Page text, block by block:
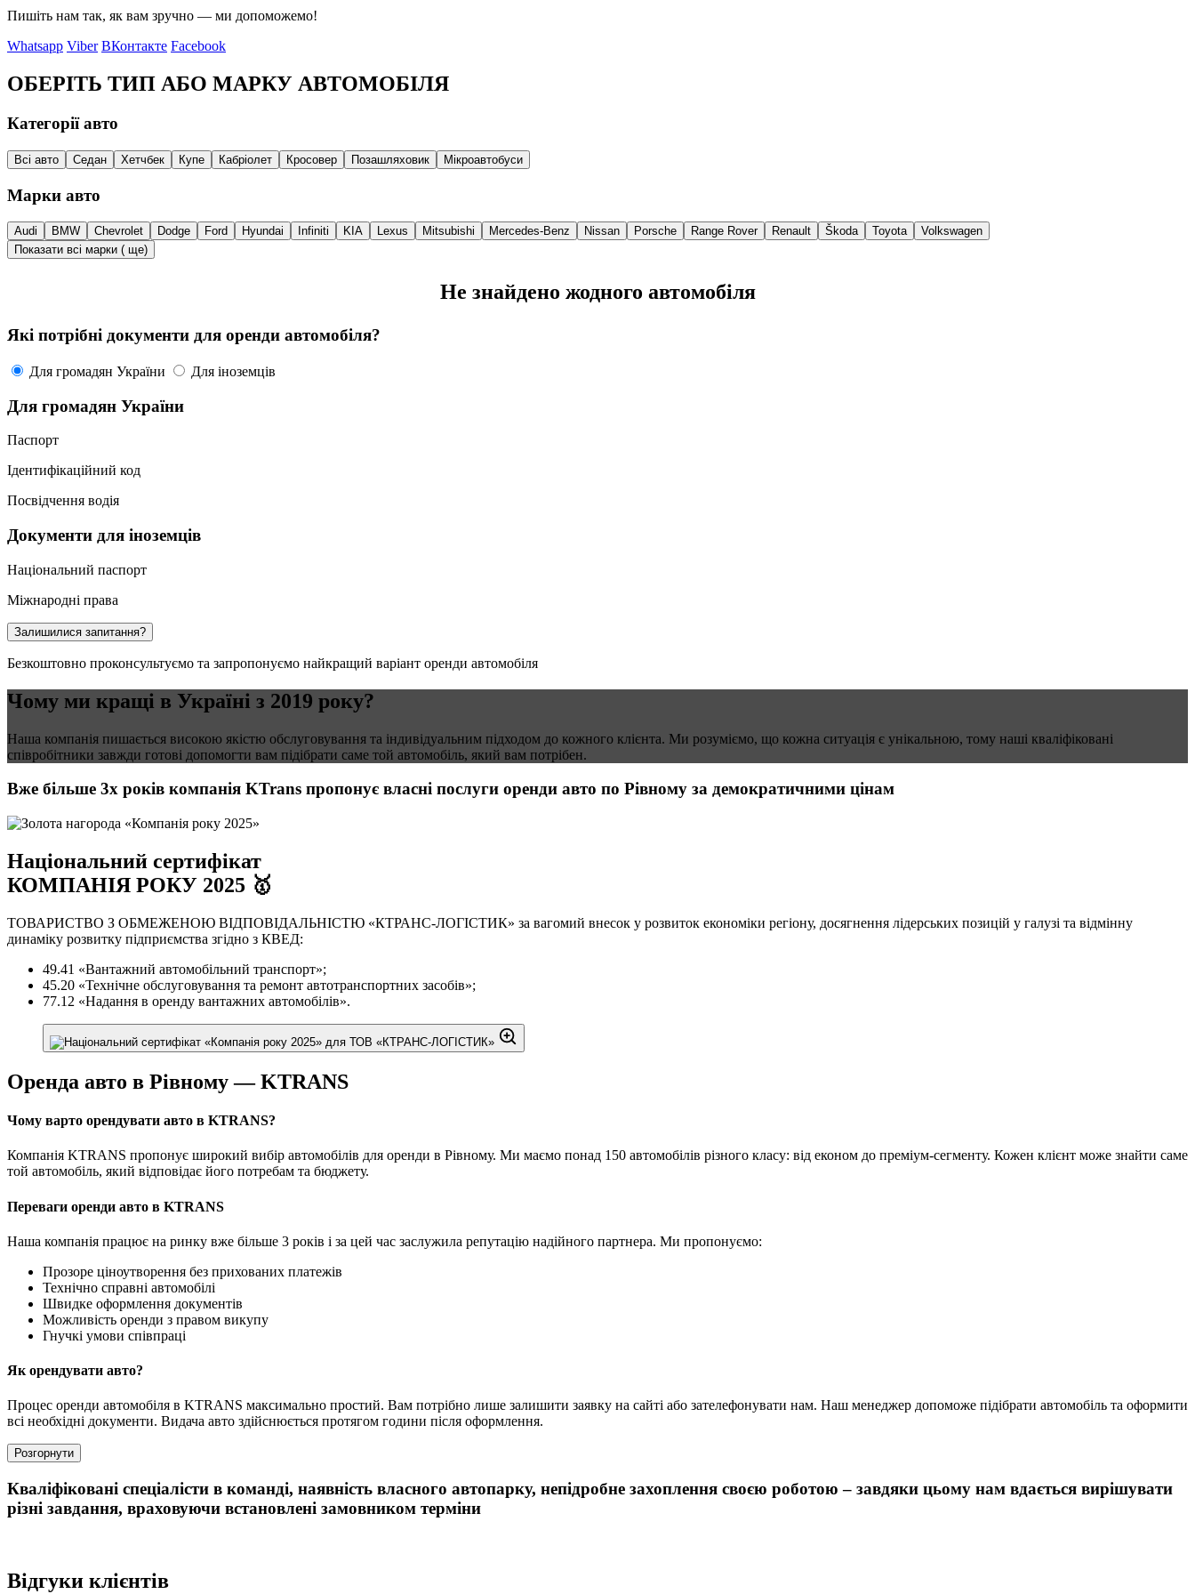
Пишіть нам так, як вам зручно — ми допоможемо!
Whatsapp Viber ВКонтакте Facebook
ОБЕРІТЬ ТИП АБО МАРКУ АВТОМОБІЛЯ
Категорії авто
Всі авто Седан Хетчбек Купе Кабріолет Кросовер Позашляховик Мікроавтобуси
Марки авто
Audi BMW Chevrolet Dodge Ford Hyundai Infiniti KIA Lexus Mitsubishi Mercedes-Benz Nissan Porsche Range Rover Renault Škoda Toyota
Volkswagen
Показати всі марки ( ще)
Не знайдено жодного автомобіля
Які потрібні документи для оренди автомобіля?
Для громадян України Для іноземців
Для громадян України
Паспорт
Ідентифікаційний код
Посвідчення водія
Документи для іноземців
Національний паспорт
Міжнародні права
Залишилися запитання?
Безкоштовно проконсультуємо та запропонуємо найкращий варіант оренди автомобіля
Чому ми кращі в Україні з 2019 року?
Наша компанія пишається високою якістю обслуговування та індивідуальним підходом до кожного клієнта. Ми розуміємо, що кожна ситуація є унікальною, тому наші кваліфіковані
співробітники завжди готові допомогти вам підібрати саме той автомобіль, який вам потрібен.
Вже більше 3х років компанія KTrans пропонує власні послуги оренди авто по Рівному за демократичними цінам
Національний сертифікат
КОМПАНІЯ РОКУ 2025 🥇
ТОВАРИСТВО З ОБМЕЖЕНОЮ ВІДПОВІДАЛЬНІСТЮ «КТРАНС-ЛОГІСТИК» за вагомий внесок у розвиток економіки регіону, досягнення лідерських позицій у галузі та відмінну
динаміку розвитку підприємства згідно з КВЕД:
49.41 «Вантажний автомобільний транспорт»;
45.20 «Технічне обслуговування та ремонт автотранспортних засобів»;
77.12 «Надання в оренду вантажних автомобілів».
Оренда авто в Рівному — KTRANS
Чому варто орендувати авто в KTRANS?
Компанія KTRANS пропонує широкий вибір автомобілів для оренди в Рівному. Ми маємо понад 150 автомобілів різного класу: від економ до преміум-сегменту. Кожен клієнт може знайти саме
той автомобіль, який відповідає його потребам та бюджету.
Переваги оренди авто в KTRANS
Наша компанія працює на ринку вже більше 3 років і за цей час заслужила репутацію надійного партнера. Ми пропонуємо:
Прозоре ціноутворення без прихованих платежів
Технічно справні автомобілі
Швидке оформлення документів
Можливість оренди з правом викупу
Гнучкі умови співпраці
Як орендувати авто?
Процес оренди автомобіля в KTRANS максимально простий. Вам потрібно лише залишити заявку на сайті або зателефонувати нам. Наш менеджер допоможе підібрати автомобіль та оформити
всі необхідні документи. Видача авто здійснюється протягом години після оформлення.
Розгорнути
Кваліфіковані спеціалісти в команді, наявність власного автопарку, непідробне захоплення своєю роботою – завдяки цьому нам вдається вирішувати
різні завдання, враховуючи встановлені замовником терміни
Відгуки клієнтів